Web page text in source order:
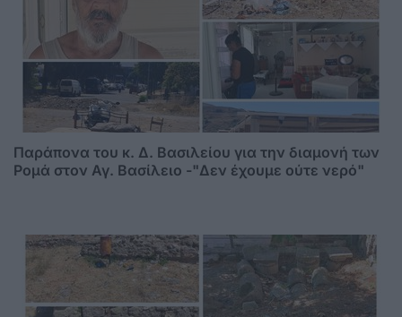
Παράπονα του κ. Δ. Βασιλείου για την διαμονή των
Ρομά στον Αγ. Βασίλειο -"Δεν έχουμε ούτε νερό"